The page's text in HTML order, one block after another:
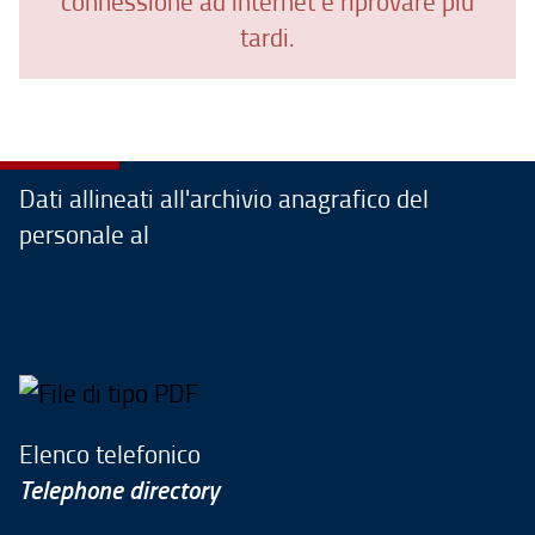
tardi.
Dati allineati all'archivio anagrafico del
personale al
Elenco telefonico
Telephone directory